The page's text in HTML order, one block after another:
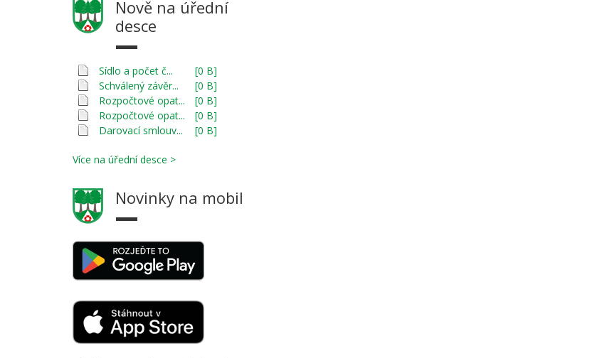
Nově na úřední
desce
Sídlo a počet č...
[0 B]
Schválený závěr...
[0 B]
Rozpočtové opat...
[0 B]
Rozpočtové opat...
[0 B]
Darovací smlouv...
[0 B]
Více na úřední desce >
Novinky na mobil